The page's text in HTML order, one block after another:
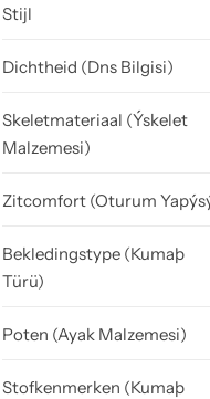
Stijl
Dichtheid (Dns Bilgisi)
Skeletmateriaal (Ýskelet
Malzemesi)
Zitcomfort (Oturum
Bekledingstype (Kumaþ
Türü)
Poten (Ayak Malzemesi)
Stofkenmerken (Kumaþ